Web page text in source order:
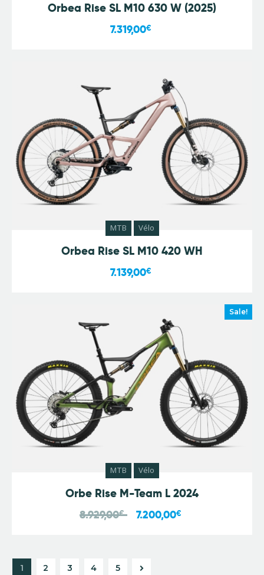
Orbea Rise SL M10 630 W (2025)
7.319,00€
MTB Vélo
Orbea Rise SL M10 420 WH
7.139,00€
Sale!
MTB Vélo
Orbe Rise M-Team L 2024
8.929,00€ 7.200,00€
1 2 3 4 5